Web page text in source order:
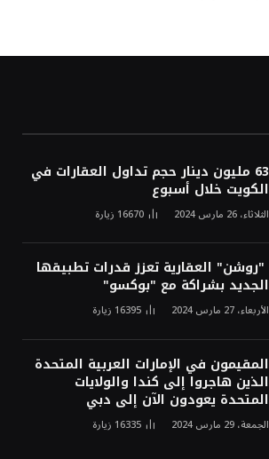
63 مليون دينار حجم تداول العقارات في
الكويت خلال أسبوع
الثلاثاء، 26 مارس 2024 16670 زيارة
"روشن" العقارية تعزز قدرات تطبيقها
الجديد بشراكة مع "بوكسو"
الأربعاء، 27 مارس 2024 16395 زيارة
المقيمون في الإمارات العربية المتحدة
الذين هاجروا إلى كندا والولايات
المتحدة يعودون الآن إلى دبي
الجمعة، 29 مارس 2024 16335 زيارة